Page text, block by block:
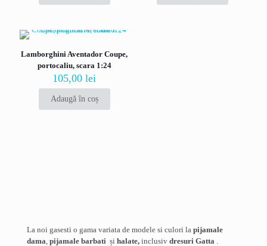
Nume*
Lamborghini Aventador Coupe,
portocaliu, scara 1:24
105,00lei
Adaugă în coș
La noi gasesti o gama variata de modele si culori la pijamale
dama, pijamale barbati și halate, inclusiv dresuri Gatta .